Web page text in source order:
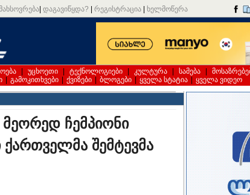
დაგავიწყდა? რეგისტრაცია ხელმოწერა
უცხოეთი ტექნოლოგიები კულტურა სამება
გამოკითხვები ქვიზები ბლოგები ყველა სტატია ყველა ვიდეო
მეორედ ჩემპიონი
ქართველმა შემტევმა